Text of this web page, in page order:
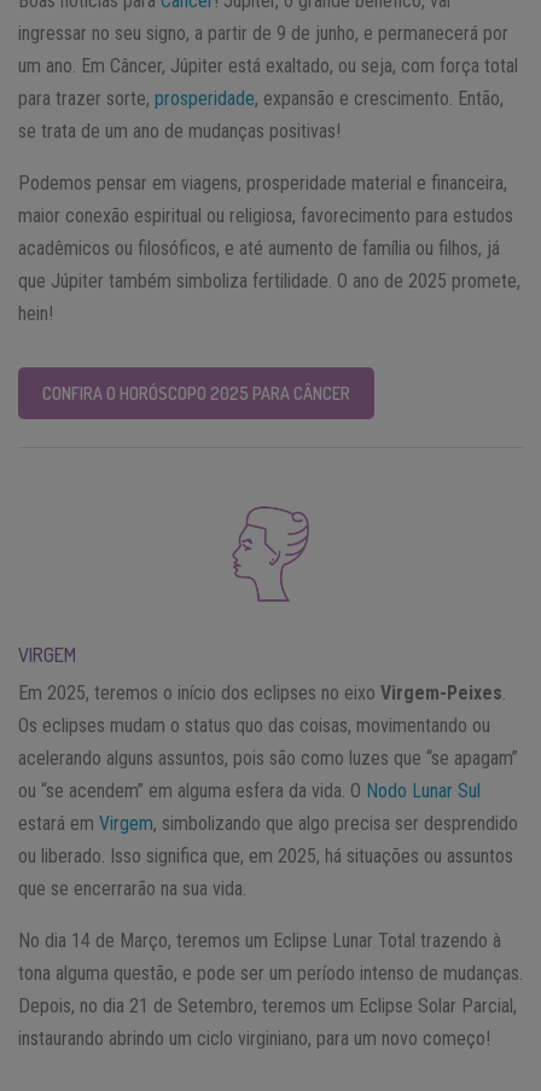
ingressar no seu signo, a partir de 9 de junho, e permanecerá por
um ano. Em Câncer, Júpiter está exaltado, ou seja, com força total
para trazer sorte, prosperidade, expansão e crescimento. Então,
se trata de um ano de mudanças positivas!
Podemos pensar em viagens, prosperidade material e financeira,
maior conexão espiritual ou religiosa, favorecimento para estudos
acadêmicos ou filosóficos, e até aumento de família ou filhos, já
que Júpiter também simboliza fertilidade. O ano de 2025 promete,
hein!
CONFIRA O HORÓSCOPO 2025 PARA CÂNCER
VIRGEM
Em 2025, teremos o início dos eclipses no eixo Virgem-Peixes.
Os eclipses mudam o status quo das coisas, movimentando ou
acelerando alguns assuntos, pois são como luzes que “se apagam”
ou “se acendem” em alguma esfera da vida. O Nodo Lunar Sul
estará em Virgem, simbolizando que algo precisa ser desprendido
ou liberado. Isso significa que, em 2025, há situações ou assuntos
que se encerrarão na sua vida.
No dia 14 de Março, teremos um Eclipse Lunar Total trazendo à
tona alguma questão, e pode ser um período intenso de mudanças.
Depois, no dia 21 de Setembro, teremos um Eclipse Solar Parcial,
instaurando abrindo um ciclo virginiano, para um novo começo!